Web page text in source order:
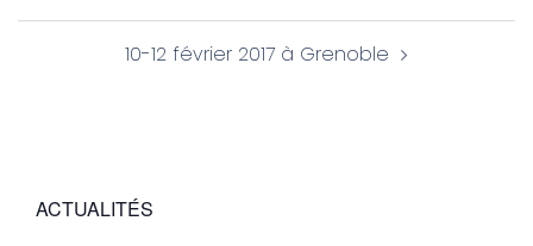
10-12 février 2017 à Grenoble
ACTUALITÉS